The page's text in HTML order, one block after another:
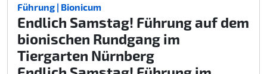
Führung | Bionicum
Endlich Samstag! Führung auf dem
bionischen Rundgang im
Tiergarten Nürnberg